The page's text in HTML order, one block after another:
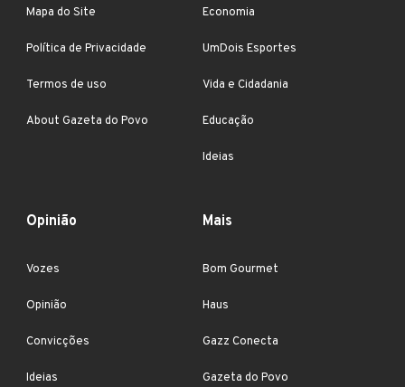
Mapa do Site
Política de Privacidade
Termos de uso
About Gazeta do Povo
Economia
UmDois Esportes
Vida e Cidadania
Educação
Ideias
Opinião
Vozes
Opinião
Convicções
Ideias
Mais
Bom Gourmet
Haus
Gazz Conecta
Gazeta do Povo